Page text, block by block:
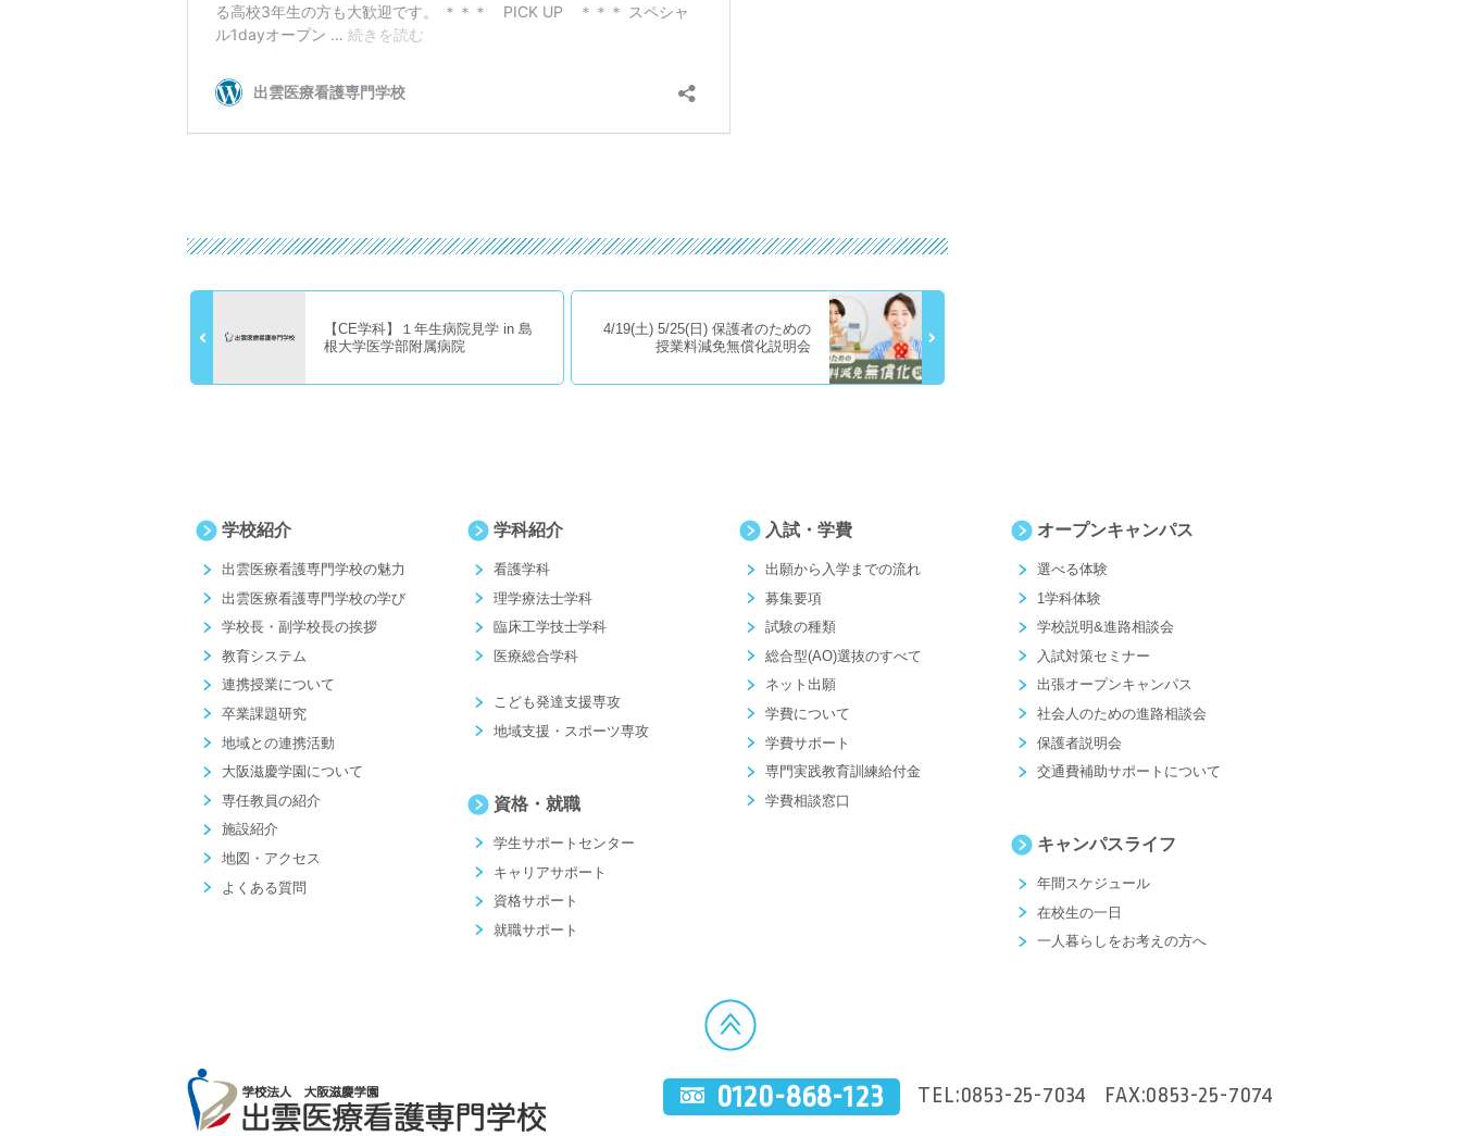
【CE学科】１年生病院見学 in 島
根大学医学部附属病院
4/19(土) 5/25(日) 保護者のための
授業料減免無償化説明会
学校紹介
出雲医療看護専門学校の魅力
出雲医療看護専門学校の学び
学校長・副学校長の挨拶
教育システム
連携授業について
卒業課題研究
地域との連携活動
大阪滋慶学園について
専任教員の紹介
施設紹介
地図・アクセス
よくある質問
学科紹介
看護学科
理学療法士学科
臨床工学技士学科
医療総合学科
こども発達支援専攻
地域支援・スポーツ専攻
資格・就職
学生サポートセンター
キャリアサポート
資格サポート
就職サポート
入試・学費
出願から入学までの流れ
募集要項
試験の種類
総合型(AO)選抜のすべて
ネット出願
学費について
学費サポート
専門実践教育訓練給付金
学費相談窓口
オープンキャンパス
選べる体験
1学科体験
学校説明&進路相談会
入試対策セミナー
出張オープンキャンパス
社会人のための進路相談会
保護者説明会
交通費補助サポートについて
キャンパスライフ
年間スケジュール
在校生の一日
一人暮らしをお考えの方へ
0120-868-123 TEL:0853-25-7034 FAX:0853-25-7074